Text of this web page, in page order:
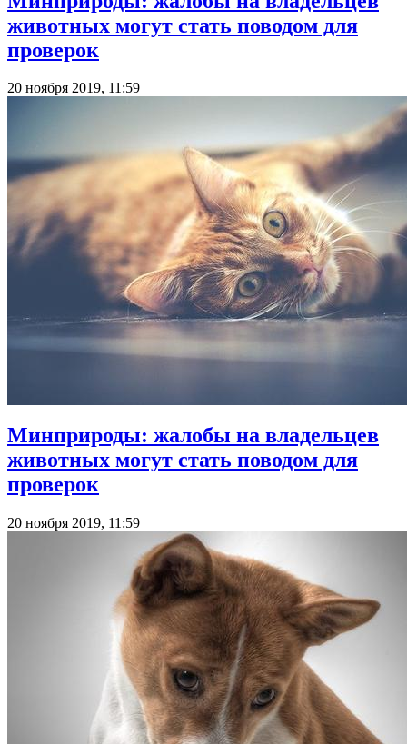
животных могут стать поводом для
проверок
20 ноября 2019, 11:59
Минприроды: жалобы на владельцев
животных могут стать поводом для
проверок
20 ноября 2019, 11:59